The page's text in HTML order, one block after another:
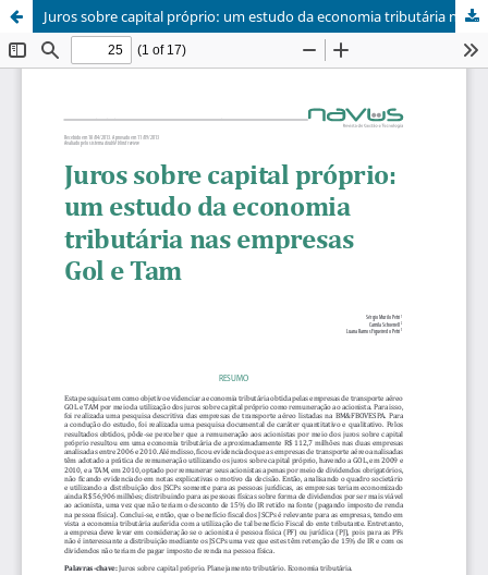
Juros sobre capital próprio: um estudo da economia tributária nas empresas Gol e Tam